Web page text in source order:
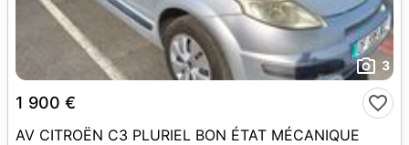
3
1 900 €
AV CITROËN C3 PLURIEL BON ÉTAT MÉCANIQUE